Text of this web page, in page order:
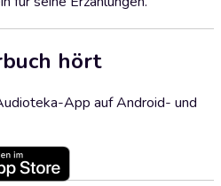
hört
App auf Android- und